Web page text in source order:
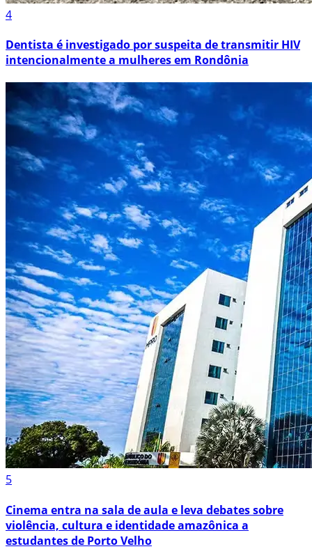
4
Dentista é investigado por suspeita de transmitir HIV
intencionalmente a mulheres em Rondônia
5
Cinema entra na sala de aula e leva debates sobre
violência, cultura e identidade amazônica a
estudantes de Porto Velho